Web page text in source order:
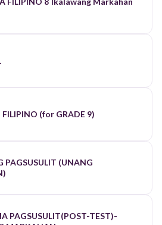
FILIPINO (for GRADE 9)
PAGSUSULIT (UNANG
PAGSUSULIT(POST-TEST)-